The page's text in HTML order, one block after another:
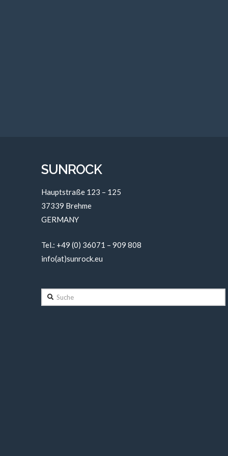
SUNROCK
Hauptstraße 123 – 125
37339 Brehme
GERMANY
Tel.: +49 (0) 36071 – 909 808
info(at)sunrock.eu
Suche